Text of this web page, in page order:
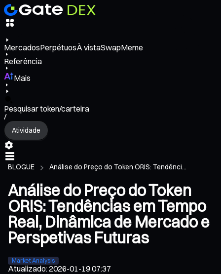
MercadosPerpétuosÀ vistaSwapMeme
Referência
Mais
Pesquisar token/carteira
/
Atividade
BLOGUE Análise do Preço do Token ORIS: Tendênci...
Análise do Preço do Token
ORIS: Tendências em Tempo
Real, Dinâmica de Mercado e
Perspetivas Futuras
Market Analysis
Atualizado:2026-01-19 07:37